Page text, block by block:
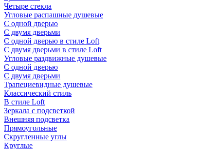
Четыре стекла
Угловые распашные душевые
С одной дверью
С двумя дверьми
С одной дверью в стиле Loft
С двумя дверьми в стиле Loft
Угловые раздвижные душевые
С одной дверью
С двумя дверьми
Трапециевидные душевые
Классический стиль
В стиле Loft
Зеркала с подсветкой
Внешняя подсветка
Прямоугольные
Скругленные углы
Круглые